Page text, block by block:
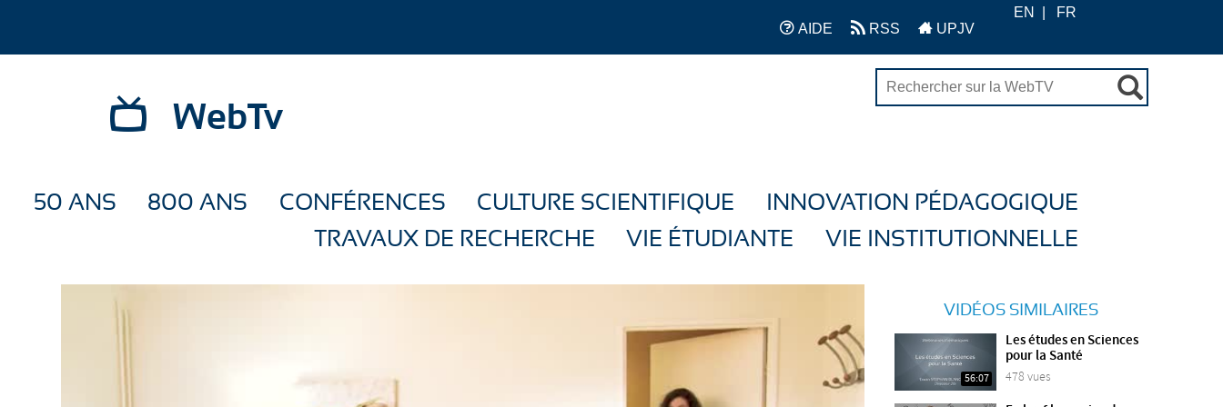
AIDE RSS UPJV
EN FR
WebTv
50 ANS 800 ANS CONFÉRENCES CULTURE SCIENTIFIQUE
INNOVATION PÉDAGOGIQUE
TRAVAUX DE RECHERCHE
VIE ÉTUDIANTE VIE INSTITUTIONNELLE
VIDÉOS SIMILAIRES
56:07
Les études en Sciences
pour la Santé
478 vues